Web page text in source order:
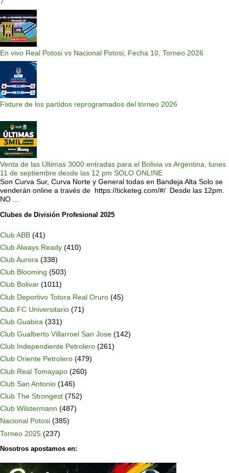
En vivo Real Potosi vs Nacional Potosi, Fecha 10, Torneo 2026
Fixture de los partidos reprogramados del torneo 2026
Venta de las Ultimas 3000 entradas para el Bolivia vs Argentina, lunes
11 de septiembre desde las 12 pm SOLO ONLINE
Son Curva Sur, Curva Norte y General todas en Bandeja Alta Solo se
venderán online a través de https://ticketeg.com/#/ Desde las 12pm.
NO ...
Clubes de División Profesional 2025
Club ABB (41)
Club Always Ready (410)
Club Aurora (338)
Club Blooming (503)
Club Bolivar (1011)
Club Deportivo Totora Real Oruro (45)
Club FC Universitario (71)
Club Guabira (331)
Club Gualberto Villarroel San Jose (142)
Club Independiente Petrolero (261)
Club Oriente Petrolero (479)
Club Real Tomayapo (260)
Club San Antonio (146)
Club The Strongest (752)
Club Wilstermann (487)
Nacional Potosi (385)
Torneo 2025 (237)
Nosotros apostamos en: